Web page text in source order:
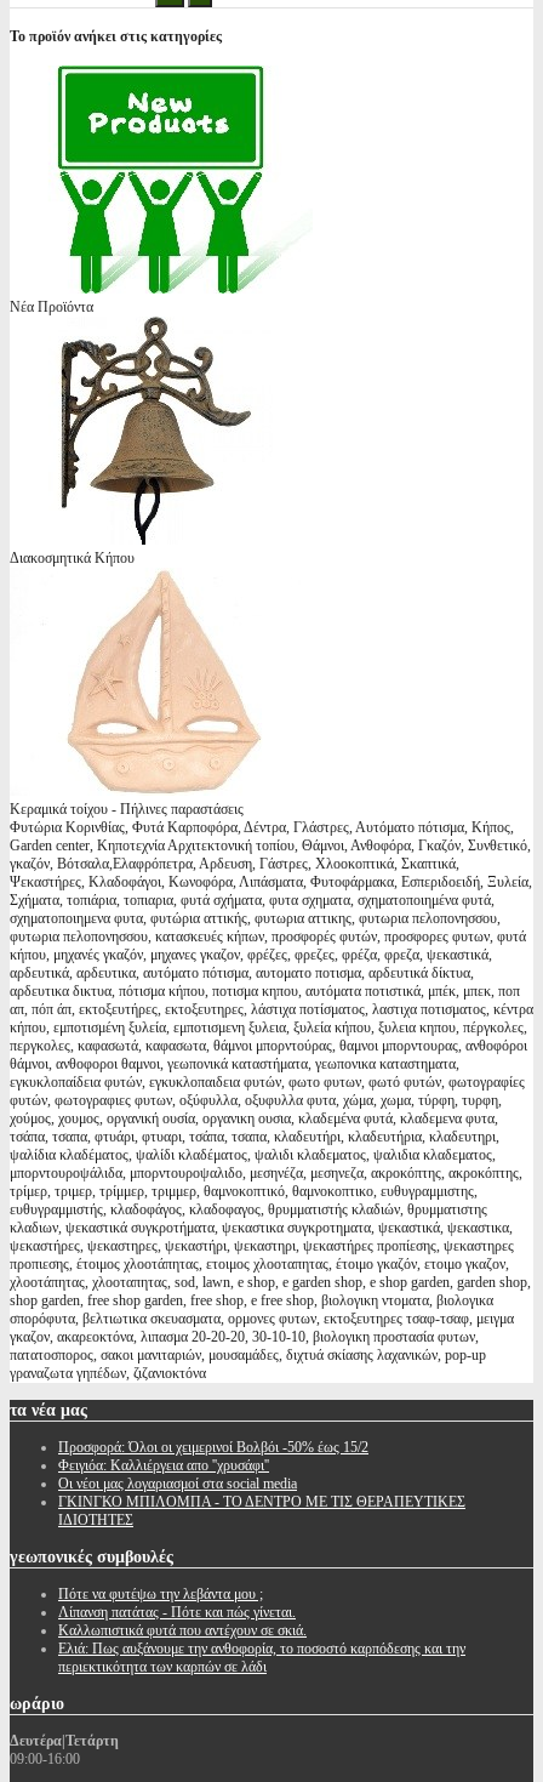
Το προϊόν ανήκει στις κατηγορίες
Νέα Προϊόντα
Διακοσμητικά Κήπου
Κεραμικά τοίχου - Πήλινες παραστάσεις
Φυτώρια Κορινθίας, Φυτά Καρποφόρα, Δέντρα, Γλάστρες, Αυτόματο πότισμα, Κήπος,
Garden center, Κηποτεχνία Αρχιτεκτονική τοπίου, Θάμνοι, Ανθοφόρα, Γκαζόν, Συνθετικό,
γκαζόν, Βότσαλα,Ελαφρόπετρα, Αρδευση, Γάστρες, Χλοοκοπτικά, Σκαπτικά,
Ψεκαστήρες, Κλαδοφάγοι, Κωνοφόρα, Λιπάσματα, Φυτοφάρμακα, Εσπεριδοειδή, Ξυλεία,
Σχήματα, τοπιάρια, τοπιαρια, φυτά σχήματα, φυτα σχηματα, σχηματοποιημένα φυτά,
σχηματοποιημενα φυτα, φυτώρια αττικής, φυτωρια αττικης, φυτωρια πελοπονησσου,
φυτωρια πελοπονησσου, κατασκευές κήπων, προσφορές φυτών, προσφορες φυτων, φυτά
κήπου, μηχανές γκαζόν, μηχανες γκαζον, φρέζες, φρεζες, φρέζα, φρεζα, ψεκαστικά,
αρδευτικά, αρδευτικα, αυτόματο πότισμα, αυτοματο ποτισμα, αρδευτικά δίκτυα,
αρδευτικα δικτυα, πότισμα κήπου, ποτισμα κηπου, αυτόματα ποτιστικά, μπέκ, μπεκ, ποπ
απ, πόπ άπ, εκτοξευτήρες, εκτοξευτηρες, λάστιχα ποτίσματος, λαστιχα ποτισματος, κέντρα
κήπου, εμποτισμένη ξυλεία, εμποτισμενη ξυλεια, ξυλεία κήπου, ξυλεια κηπου, πέργκολες,
περγκολες, καφασωτά, καφασωτα, θάμνοι μπορντούρας, θαμνοι μπορντουρας, ανθοφόροι
θάμνοι, ανθοφοροι θαμνοι, γεωπονικά καταστήματα, γεωπονικα καταστηματα,
εγκυκλοπαίδεια φυτών, εγκυκλοπαιδεια φυτών, φωτο φυτων, φωτό φυτών, φωτογραφίες
φυτών, φωτογραφιες φυτων, οξύφυλλα, οξυφυλλα φυτα, χώμα, χωμα, τύρφη, τυρφη,
χούμος, χουμος, οργανική ουσία, οργανικη ουσια, κλαδεμένα φυτά, κλαδεμενα φυτα,
τσάπα, τσαπα, φτυάρι, φτυαρι, τσάπα, τσαπα, κλαδευτήρι, κλαδευτήρια, κλαδευτηρι,
ψαλίδια κλαδέματος, ψαλίδι κλαδέματος, ψαλιδι κλαδεματος, ψαλιδια κλαδεματος,
μπορντουροψάλιδα, μπορντουροψαλιδο, μεσηνέζα, μεσηνεζα, ακροκόπτης, ακροκόπτης,
τρίμερ, τριμερ, τρίμμερ, τριμμερ, θαμνοκοπτικό, θαμνοκοπτικο, ευθυγραμμιστης,
ευθυγραμμιστής, κλαδοφάγος, κλαδοφαγος, θρυμματιστής κλαδιών, θρυμματιστης
κλαδιων, ψεκαστικά συγκροτήματα, ψεκαστικα συγκροτηματα, ψεκαστικά, ψεκαστικα,
ψεκαστήρες, ψεκαστηρες, ψεκαστήρι, ψεκαστηρι, ψεκαστήρες προπίεσης, ψεκαστηρες
προπιεσης, έτοιμος χλοοτάπητας, ετοιμος χλοοταπητας, έτοιμο γκαζόν, ετοιμο γκαζον,
χλοοτάπητας, χλοοταπητας, sod, lawn, e shop, e garden shop, e shop garden, garden shop,
shop garden, free shop garden, free shop, e free shop, βιολογικη ντοματα, βιολογικα
σπορόφυτα, βελτιωτικα σκευασματα, ορμονες φυτων, εκτοξευτηρες τσαφ-τσαφ, μειγμα
γκαζον, ακαρεοκτόνα, λιπασμα 20-20-20, 30-10-10, βιολογικη προστασία φυτων,
πατατοσπορος, σακοι μανιταριών, μουσαμάδες, διχτυά σκίασης λαχανικών, pop-up
γραναζωτα γηπέδων, ζιζανιοκτόνα
τα νέα μας
Προσφορά: Όλοι οι χειμερινοί Βολβόι -50% έως 15/2
Φειγιόα: Καλλιέργεια απο ''χρυσάφι''
Oι νέοι μας λογαριασμοί στα social media
ΓΚΙΝΓΚΟ ΜΠΙΛΟΜΠΑ - ΤΟ ΔΕΝΤΡΟ ΜΕ ΤΙΣ ΘΕΡΑΠΕΥΤΙΚΕΣ
ΙΔΙΟΤΗΤΕΣ
γεωπονικές συμβουλές
Πότε να φυτέψω την λεβάντα μου ;
Λίπανση πατάτας - Πότε και πώς γίνεται.
Καλλωπιστικά φυτά που αντέχουν σε σκιά.
Ελιά: Πως αυξάνουμε την ανθοφορία, το ποσοστό καρπόδεσης και την
περιεκτικότητα των καρπών σε λάδι
ωράριο
Δευτέρα|Τετάρτη
09:00-16:00